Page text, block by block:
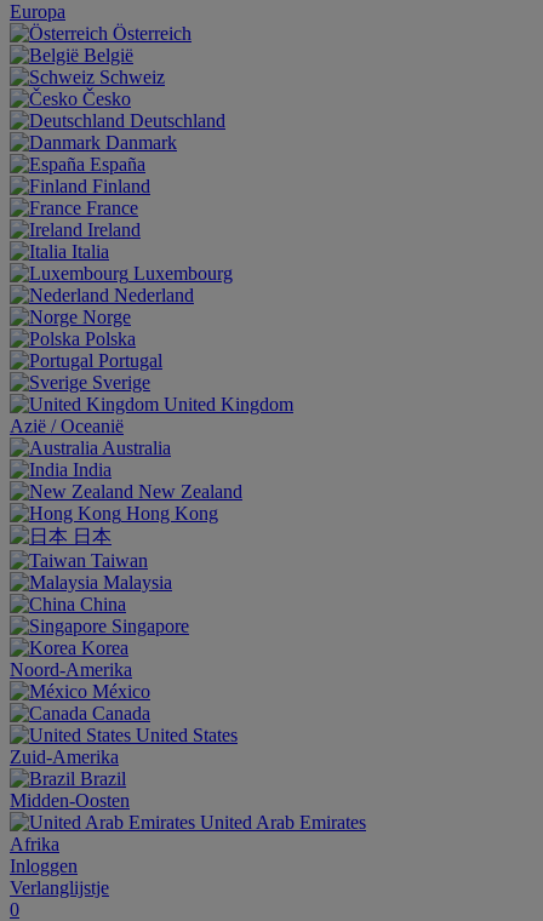
Europa
Österreich
België
Schweiz
Česko
Deutschland
Danmark
España
Finland
France
Ireland
Italia
Luxembourg
Nederland
Norge
Polska
Portugal
Sverige
United Kingdom
Aziё / Oceaniё
Australia
India
New Zealand
Hong Kong
日本
Taiwan
Malaysia
China
Singapore
Korea
Noord-Amerika
México
Canada
United States
Zuid-Amerika
Brazil
Midden-Oosten
United Arab Emirates
Afrika
Inloggen
Verlanglijstje
0